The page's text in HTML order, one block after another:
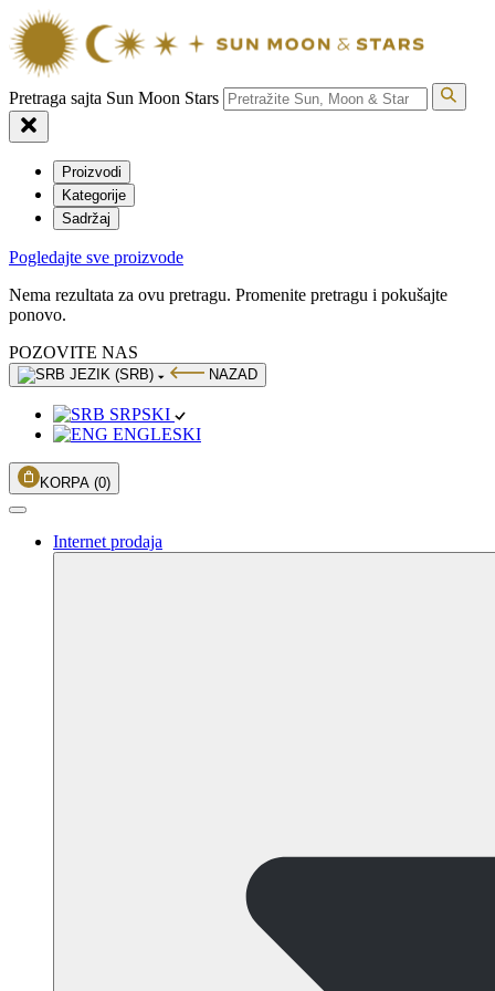
Pretraga sajta Sun Moon Stars
Proizvodi
Kategorije
Sadržaj
Pogledajte sve proizvode
Nema rezultata za ovu pretragu. Promenite pretragu i pokušajte
ponovo.
POZOVITE NAS
JEZIK (SRB) NAZAD
SRPSKI
ENGLESKI
KORPA (0)
Internet prodaja